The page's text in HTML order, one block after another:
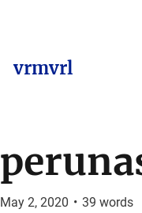
vrmvrl
May 2, 2020 • 39 words